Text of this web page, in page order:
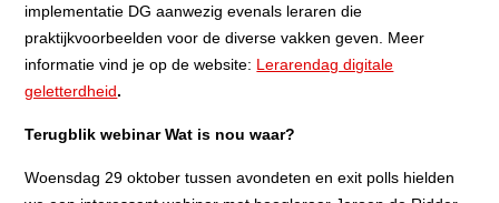
implementatie DG aanwezig evenals leraren die
praktijkvoorbeelden voor de diverse vakken geven. Meer
informatie vind je op de website: Lerarendag digitale
geletterdheid.
Terugblik webinar Wat is nou waar?
Woensdag 29 oktober tussen avondeten en exit polls hielden